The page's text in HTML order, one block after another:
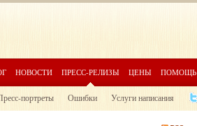
НОВОСТИ ПРЕСС-РЕЛИЗЫ ЦЕНЫ ПОМОЩЬ
портреты Ошибки Услуги написания